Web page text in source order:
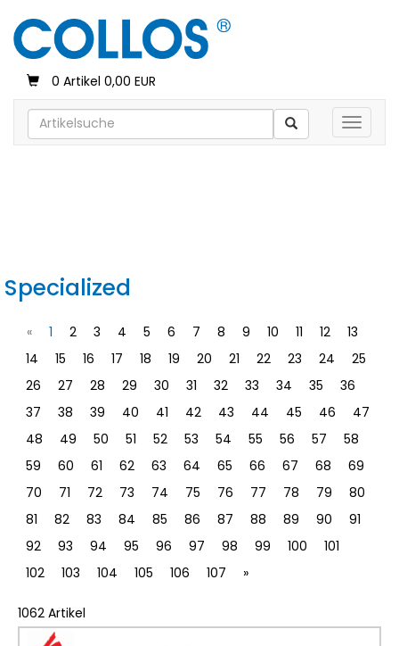
0 Artikel 0,00 EUR
Toggle
Specialized
« 1 2 3 4 5 6 7 8 9 10 11 12
13
14
15 16 17 18 19 20 21 22 23 24
25
26
27 28 29 30 31 32 33 34 35
36
37
38 39 40 41 42 43 44 45 46
47
48
49 50 51 52 53 54 55 56 57
58
59
60 61 62 63 64 65 66 67 68
69
70
71 72 73 74 75 76 77 78 79
80
81
82 83 84 85 86 87 88 89 90
91
92
93 94 95 96 97 98 99 100
101
102
103 104 105 106 107 »
1062 Artikel